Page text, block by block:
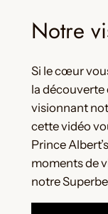
Notre
Si le cœur
la découverte
visionnant
cette vidéo
Prince
moments de
notre